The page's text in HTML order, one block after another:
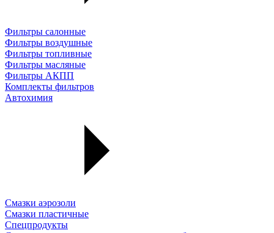
Фильтры салонные
Фильтры воздушные
Фильтры топливные
Фильтры масляные
Фильтры АКПП
Комплекты фильтров
Автохимия
Смазки аэрозоли
Смазки пластичные
Спецпродукты